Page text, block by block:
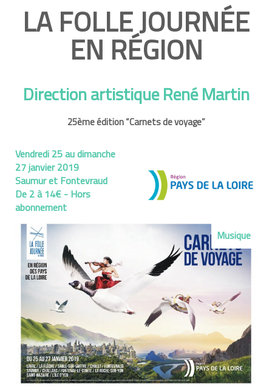
LA FOLLE JOURNÉE
EN RÉGION
Direction artistique René Martin
25ème édition “Carnets de voyage”
Vendredi 25 au dimanche
27 janvier 2019
Saumur et Fontevraud
De 2 à 14€ - Hors
abonnement
Musique